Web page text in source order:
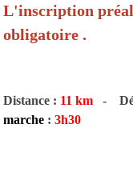
L'inscription
obligatoire .
Distance : 11 km -
marche : 3h30